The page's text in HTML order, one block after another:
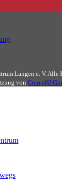
Langen e. V. Alle
von Comp4U